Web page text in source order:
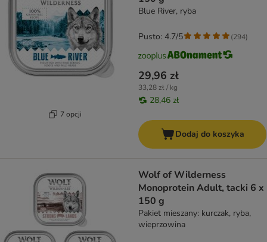
7 opcji
Blue River, ryba
29,96 zł
33,28 zł / kg
28,46 zł
Pusto: 4.7/5 (294)
Dodaj do koszyka
Wolf of Wilderness
Monoprotein Adult, tacki 6 x
150 g
Pakiet mieszany: kurczak, ryba,
wieprzowina